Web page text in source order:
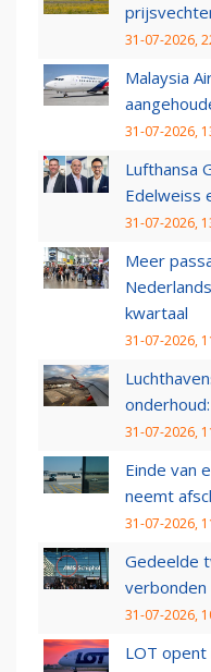
31-07-2026,
Malaysia
31-07-2026,
Lufthansa
Edelweiss
31-07-2026,
Meer
kwartaal
31-07-2026,
31-07-2026,
Einde van
neemt
31-07-2026,
Gedeelde
verbonden
31-07-2026,
LOT